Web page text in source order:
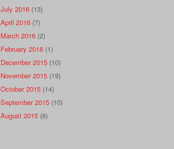
July 2016 (13)
April 2016 (7)
March 2016 (2)
February 2016 (1)
December 2015 (10)
November 2015 (19)
October 2015 (14)
September 2015 (10)
August 2015 (8)